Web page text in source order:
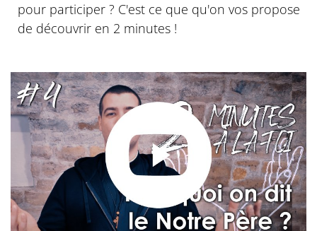
pour participer ? C'est ce que qu'on vos propose
de découvrir en 2 minutes !